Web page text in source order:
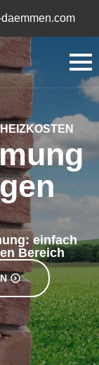
einfach
Bereich